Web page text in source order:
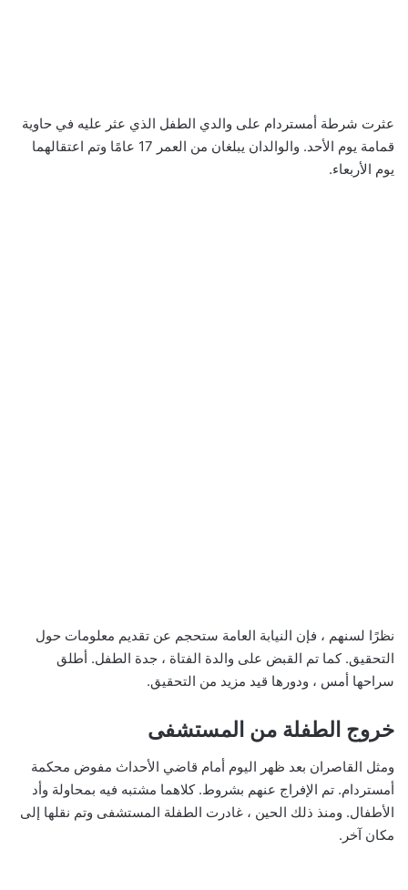
عثرت شرطة أمستردام على والدي الطفل الذي عثر عليه في حاوية
قمامة يوم الأحد. والوالدان يبلغان من العمر 17 عامًا وتم اعتقالهما
يوم الأربعاء.
نظرًا لسنهم ، فإن النيابة العامة ستحجم عن تقديم معلومات حول
التحقيق. كما تم القبض على والدة الفتاة ، جدة الطفل. أطلق
سراحها أمس ، ودورها قيد مزيد من التحقيق.
خروج الطفلة من المستشفى
ومثل القاصران بعد ظهر اليوم أمام قاضي الأحداث مفوض محكمة
أمستردام. تم الإفراج عنهم بشروط. كلاهما مشتبه فيه بمحاولة وأد
الأطفال. ومنذ ذلك الحين ، غادرت الطفلة المستشفى وتم نقلها إلى
مكان آخر.